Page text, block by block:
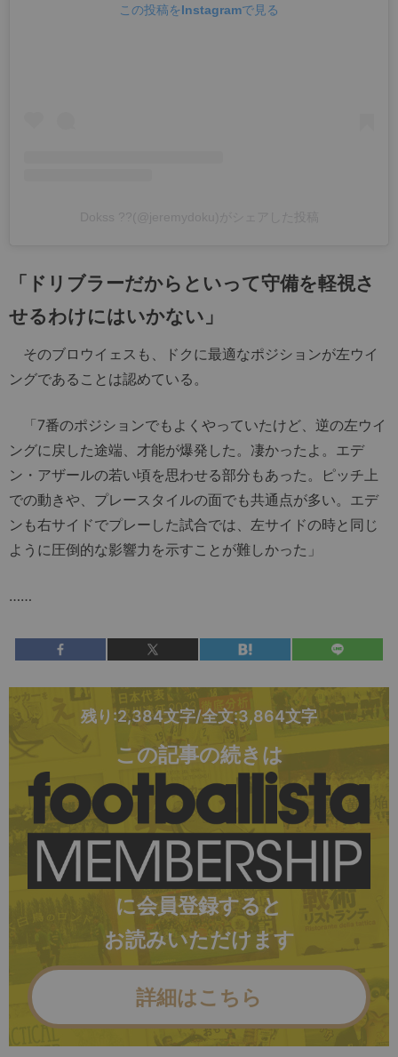
この投稿をInstagramで見る
「ドリブラーだからといって守備を軽視さ
せるわけにはいかない」
そのブロウイェスも、ドクに最適なポジションが左ウイ
ングであることは認めている。
「7番のポジションでもよくやっていたけど、逆の左ウイ
ングに戻した途端、才能が爆発した。凄かったよ。エデ
ン・アザールの若い頃を思わせる部分もあった。ピッチ上
での動きや、プレースタイルの面でも共通点が多い。エデ
ンも右サイドでプレーした試合では、左サイドの時と同じ
ように圧倒的な影響力を示すことが難しかった」
……
残り:2,384文字/全文:3,864文字
この記事の続きは
に会員登録すると
お読みいただけます
詳細はこちら